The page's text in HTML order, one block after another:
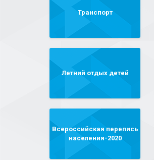
Транспорт
Летний отдых детей
Всероссийская перепись
населения-2020